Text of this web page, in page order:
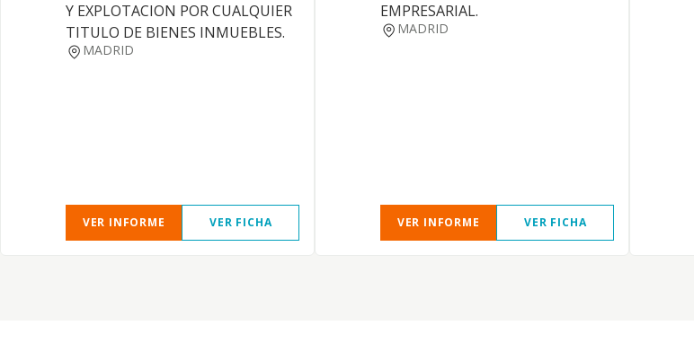
Y EXPLOTACION POR CUALQUIER
TITULO DE BIENES INMUEBLES.
MADRID
VER INFORME VER FICHA
EMPRESARIAL.
MADRID
VER INFORME VER FICHA